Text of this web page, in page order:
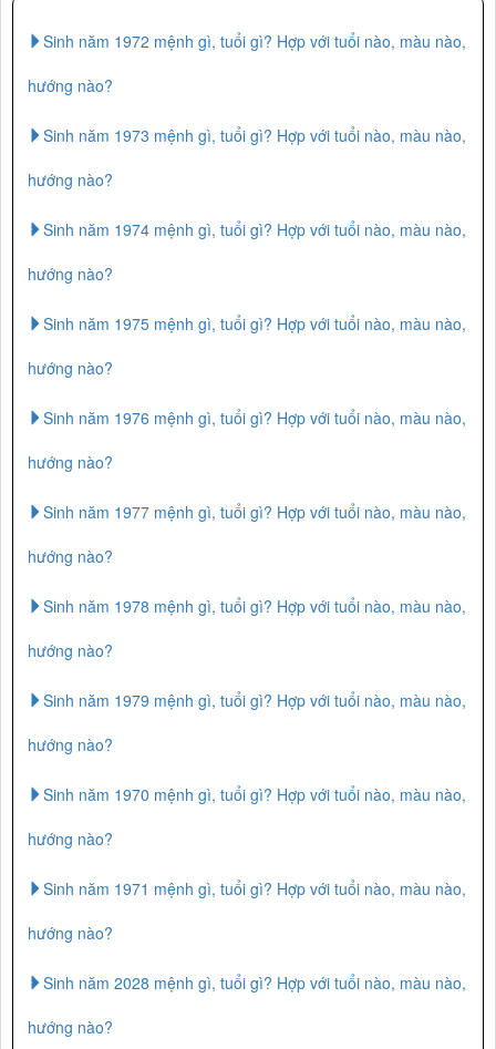
Sinh năm 1972 mệnh gì, tuổi gì? Hợp với tuổi nào, màu nào,
hướng nào?
Sinh năm 1973 mệnh gì, tuổi gì? Hợp với tuổi nào, màu nào,
hướng nào?
Sinh năm 1974 mệnh gì, tuổi gì? Hợp với tuổi nào, màu nào,
hướng nào?
Sinh năm 1975 mệnh gì, tuổi gì? Hợp với tuổi nào, màu nào,
hướng nào?
Sinh năm 1976 mệnh gì, tuổi gì? Hợp với tuổi nào, màu nào,
hướng nào?
Sinh năm 1977 mệnh gì, tuổi gì? Hợp với tuổi nào, màu nào,
hướng nào?
Sinh năm 1978 mệnh gì, tuổi gì? Hợp với tuổi nào, màu nào,
hướng nào?
Sinh năm 1979 mệnh gì, tuổi gì? Hợp với tuổi nào, màu nào,
hướng nào?
Sinh năm 1970 mệnh gì, tuổi gì? Hợp với tuổi nào, màu nào,
hướng nào?
Sinh năm 1971 mệnh gì, tuổi gì? Hợp với tuổi nào, màu nào,
hướng nào?
Sinh năm 2028 mệnh gì, tuổi gì? Hợp với tuổi nào, màu nào,
hướng nào?